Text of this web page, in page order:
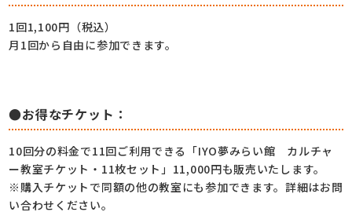
1回1,100円（税込）
月1回から自由に参加できます。
●お得なチケット：
10回分の料金で11回ご利用できる「IYO夢みらい館 カルチャ
ー教室チケット・11枚セット」11,000円も販売いたします。
※購入チケットで同額の他の教室にも参加できます。詳細はお問
い合わせください。